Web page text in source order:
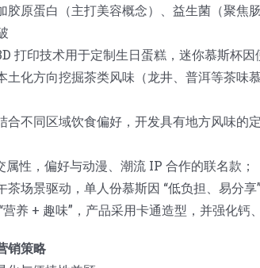
胶原蛋白（主打美容概念）、益生菌（聚焦
打印技术用于定制生日蛋糕，迷你慕斯杯因
土化方向挖掘茶类风味（龙井、普洱等茶
合不同区域饮食偏好，开发具有地方风味的定
属性，偏好与动漫、潮流 IP 合作的联名款；
茶场景驱动，单人份慕斯因 “低负担、易分享
营养 + 趣味”，产品采用卡通造型，并强化钙
销策略